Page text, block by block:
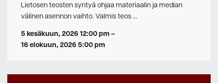
Lietosen teosten syntyä ohjaa materiaalin ja median
välinen asennon vaihto. Valmis teos …
5 kesäkuun, 2026 12:00 pm–
16 elokuun, 2026 5:00 pm